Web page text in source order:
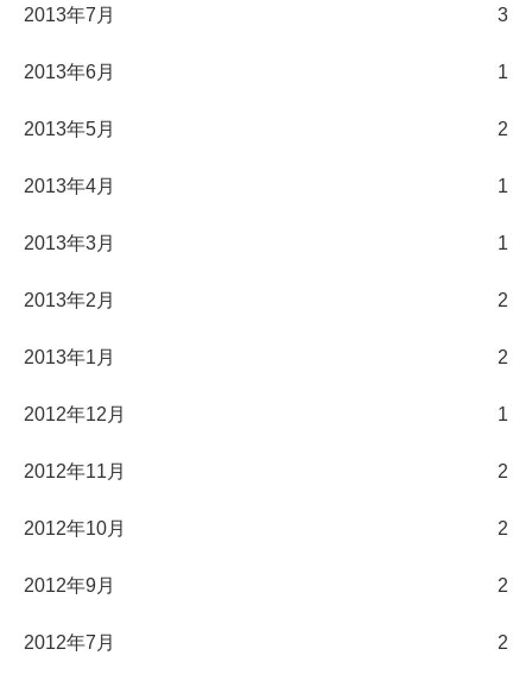
2013年7月 3
2013年6月 1
2013年5月 2
2013年4月 1
2013年3月 1
2013年2月 2
2013年1月 2
2012年12月 1
2012年11月 2
2012年10月 2
2012年9月 2
2012年7月 2